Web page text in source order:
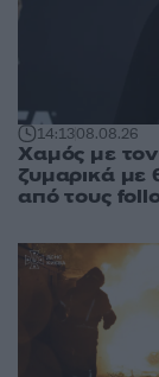
14:1308.08.26
Χαμός με
ζυμαρικά με
από τους